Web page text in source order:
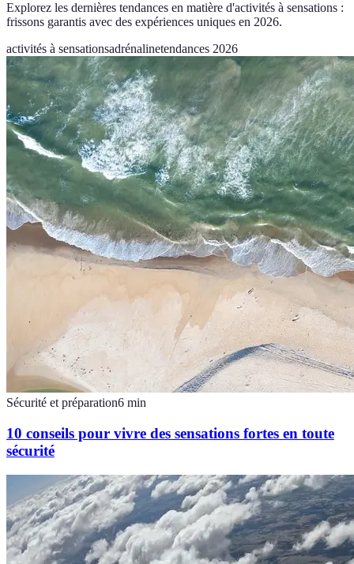
Explorez les dernières tendances en matière d'activités à sensations :
frissons garantis avec des expériences uniques en 2026.
activités à sensationsadrénalinetendances 2026
Sécurité et préparation6 min
10 conseils pour vivre des sensations fortes en toute
sécurité